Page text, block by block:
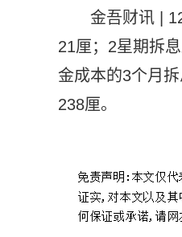
金吾财讯 |
21厘；2星期拆
金成本的3个月
238厘。